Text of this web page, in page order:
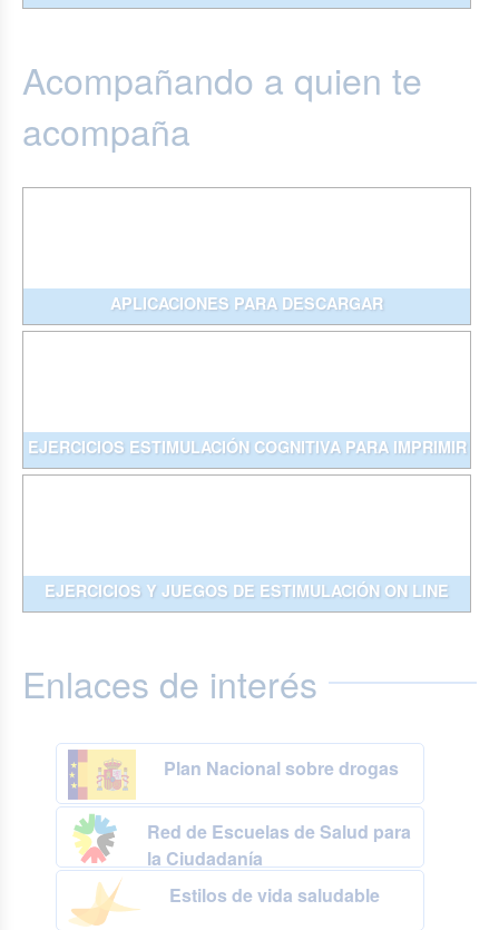
Acompañando a quien te
acompaña
APLICACIONES PARA DESCARGAR
EJERCICIOS ESTIMULACIÓN COGNITIVA PARA IMPRIMIR
EJERCICIOS Y JUEGOS DE ESTIMULACIÓN ON LINE
Enlaces de interés
Plan Nacional sobre drogas
Red de Escuelas de Salud para
la Ciudadanía
Estilos de vida saludable